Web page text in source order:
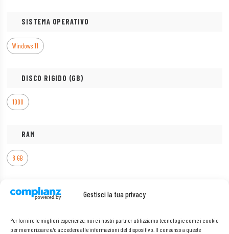
Gestisci la tua privacy
Per fornire le migliori esperienze, noi e i nostri partner utilizziamo tecnologie come i cookie
per memorizzare e/o accedere alle informazioni del dispositivo. Il consenso a queste
SISTEMA OPERATIVO
Windows 11
DISCO RIGIDO (GB)
1000
RAM
8 GB
DIAGONALE DELLO SCHERMO